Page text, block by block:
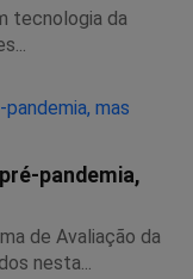
tecnologia da
pandemia,
de Avaliação da
nesta...